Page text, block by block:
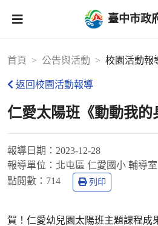
臺中市政
首頁 公告與活動 校園活動報
返回校園活動報導
仁愛太陽班《動動我
報導日期： 2023-12-28
報導單位： 北屯區 仁愛國小 輔導室
點閱數： 714 列印
賀！仁愛幼兒園太陽班主題課程成